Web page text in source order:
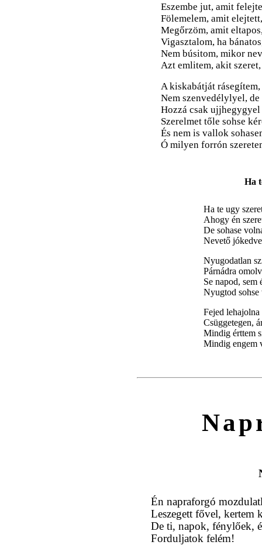
Eszembe jut, amit
Fölemelem, amit elejtett,
Megőrzöm, amit
Vigasztalom, ha
Nem búsitom, mikor
Azt emlitem, akit szeret,
A kiskabátját rásegítem,
Nem szenvedélylyel, de
Hozzá csak ujjhegygyel
Szerelmet tőle sohse
És nem is vallok
Ó milyen forrón
Ha
Ha te ugy
Ahogy én
De sohase
Nevető
Nyugodatlan
Párnádra
Se napod, sem
Nyugtod sohse
Fejed lehajolna
Csüggetegen,
Mindig érttem
Mindig engem
Én napraforgó
Leszegett fővel, kertem
De ti, napok, fénylőek,
Forduljatok felém!